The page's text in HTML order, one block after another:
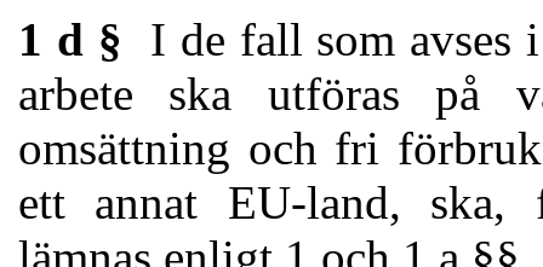
1 d § I de fall som avses
arbete ska utföras på
omsättning och fri
ett annat EU-land, ska,